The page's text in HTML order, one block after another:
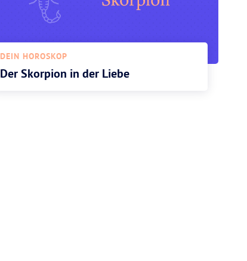
DEIN HOROSKOP
Der Skorpion in der Liebe